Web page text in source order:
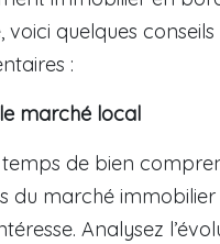
voici quelques conseils
:
le marché local
temps de bien
du marché
Analysez